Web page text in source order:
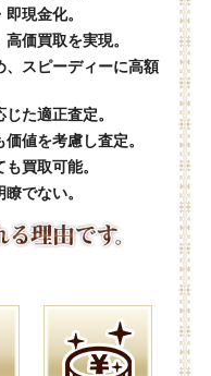
現金化。
価買取を実現。
、スピーディーに高額
た適正査定。
値を考慮し査定。
買取可能。
でない。